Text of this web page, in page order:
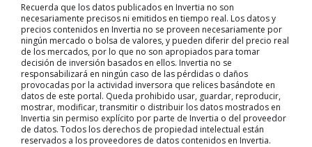
Recuerda que los datos publicados en Invertia no son
necesariamente precisos ni emitidos en tiempo real. Los datos y
precios contenidos en Invertia no se proveen necesariamente por
ningún mercado o bolsa de valores, y pueden diferir del precio real
de los mercados, por lo que no son apropiados para tomar
decisión de inversión basados en ellos. Invertia no se
responsabilizará en ningún caso de las pérdidas o daños
provocadas por la actividad inversora que relices basándote en
datos de este portal. Queda prohibido usar, guardar, reproducir,
mostrar, modificar, transmitir o distribuir los datos mostrados en
Invertia sin permiso explícito por parte de Invertia o del proveedor
de datos. Todos los derechos de propiedad intelectual están
reservados a los proveedores de datos contenidos en Invertia.